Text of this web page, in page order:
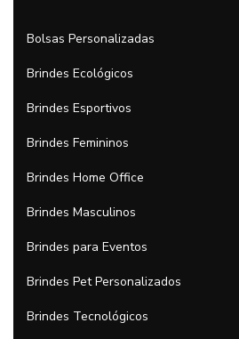
Bolsas Personalizadas
Brindes Ecológicos
Brindes Esportivos
Brindes Femininos
Brindes Home Office
Brindes Masculinos
Brindes para Eventos
Brindes Pet Personalizados
Brindes Tecnológicos